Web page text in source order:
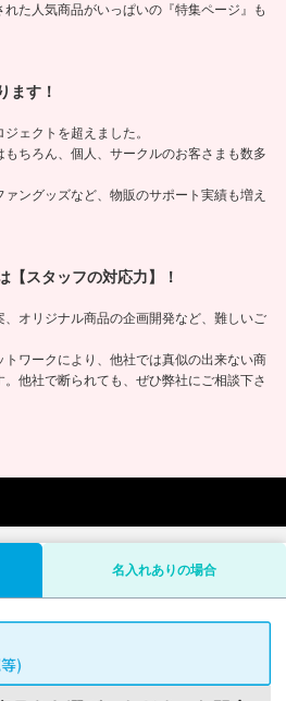
た人気商品がいっぱいの『特集ページ』も
ます！
ェクトを超えました。
ちろん、個人、サークルのお客さまも数多
ングッズなど、物販のサポート実績も増え
【スタッフの対応力】！
オリジナル商品の企画開発など、難しいご
ワークにより、他社では真似の出来ない商
他社で断られても、ぜひ弊社にご相談下さ
名入れありの場合